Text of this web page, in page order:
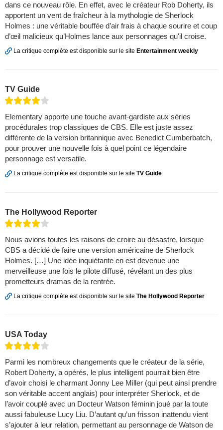
dans ce nouveau rôle. En effet, avec le créateur Rob Doherty, ils
apportent un vent de fraîcheur à la mythologie de Sherlock
Holmes : une véritable bouffée d’air frais à chaque sourire et coup
d’œil malicieux qu’Holmes lance aux personnages qu'il croise.
La critique complète est disponible sur le site Entertainment weekly
TV Guide
Elementary apporte une touche avant-gardiste aux séries
procédurales trop classiques de CBS. Elle est juste assez
différente de la version britannique avec Benedict Cumberbatch,
pour prouver une nouvelle fois à quel point ce légendaire
personnage est versatile.
La critique complète est disponible sur le site TV Guide
The Hollywood Reporter
Nous avions toutes les raisons de croire au désastre, lorsque
CBS a décidé de faire une version américaine de Sherlock
Holmes. […] Une idée inquiétante en est devenue une
merveilleuse une fois le pilote diffusé, révélant un des plus
prometteurs dramas de la rentrée.
La critique complète est disponible sur le site The Hollywood Reporter
USA Today
Parmi les nombreux changements que le créateur de la série,
Robert Doherty, a opérés, le plus intelligent pourrait bien être
d’avoir choisi le charmant Jonny Lee Miller (qui peut ainsi prendre
son véritable accent anglais) pour interpréter Sherlock, et de
l’avoir couplé avec un Docteur Watson féminin joué par la toute
aussi fabuleuse Lucy Liu. D’autant qu’un frisson inattendu vient
s’ajouter à leur relation, permettant au personnage de Watson de